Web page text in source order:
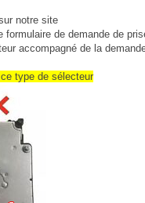
notre site
de demande de
accompagné de la
type de sélecteur